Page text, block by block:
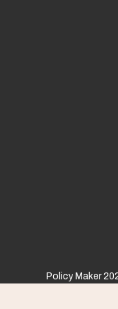
Policy Maker